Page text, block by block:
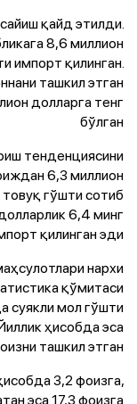
қайд этилди.
8,6 миллион
импорт қилинган.
ташкил этган
долларга тенг
бўлган
тенденциясини
6,3 миллион
гўшти сотиб
6,4 минг
қилинган эди.
нархи
қўмитаси
суякли мол гўшти
ҳисобда эса
ташкил этган.
3,2 фоизга,
эса 17,3 фоизга